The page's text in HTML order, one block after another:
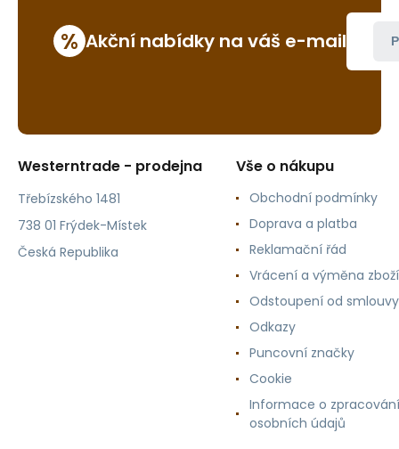
% Akční nabídky na váš e-mail
Westerntrade - prodejna
Třebízského 1481
738 01 Frýdek-Místek
Česká Republika
Vše o nákupu
Obchodní podmínky
Doprava a platba
Reklamační řád
Vrácení a výměna zboží
Odstoupení od smlouvy
Odkazy
Puncovní značky
Cookie
Informace o zpracování
osobních údajů